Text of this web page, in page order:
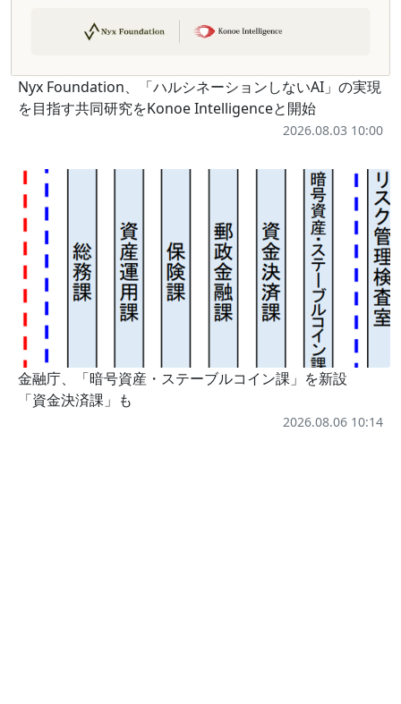
Nyx Foundation、「ハルシネーションしないAI」の実現
を目指す共同研究をKonoe Intelligenceと開始
2026.08.03 10:00
金融庁、「暗号資産・ステーブルコイン課」を新設
「資金決済課」も
2026.08.06 10:14